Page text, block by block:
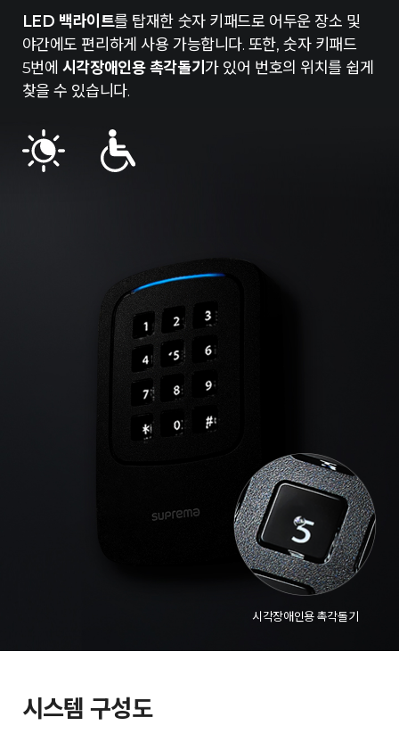
LED 백라이트를 탑재한 숫자 키패드로 어두운 장소 및
야간에도 편리하게 사용 가능합니다. 또한, 숫자 키패드
5번에 시각장애인용 촉각돌기 가 있어 번호의 위치를 쉽게
찾을 수 있습니다.
시각장애인용 촉각돌기
시스템 구성도